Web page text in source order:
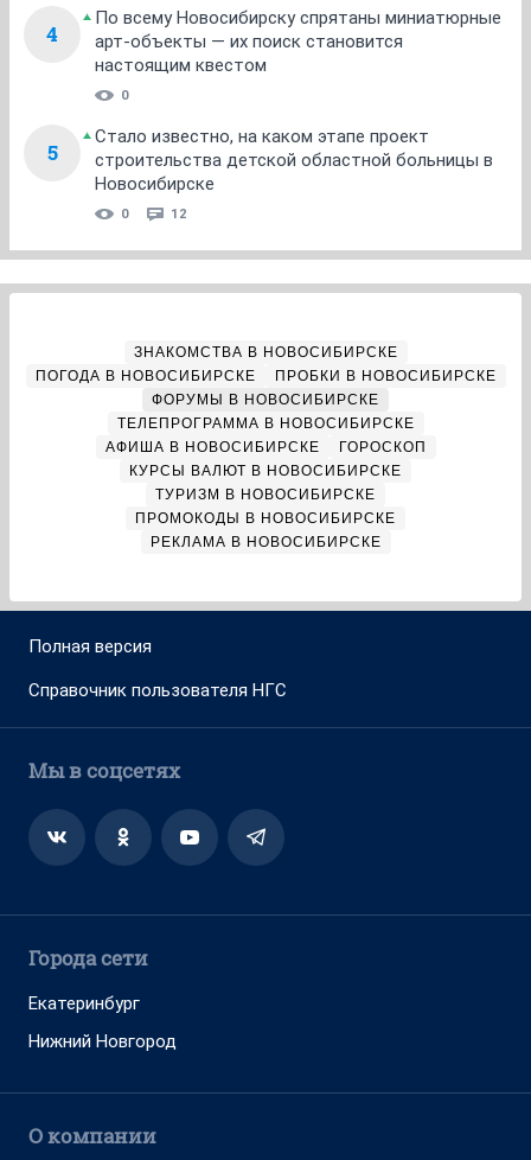
4
По всему Новосибирску спрятаны миниатюрные
арт-объекты — их поиск становится
настоящим квестом
0
5
Стало известно, на каком этапе проект
строительства детской областной больницы в
Новосибирске
0 12
ЗНАКОМСТВА В НОВОСИБИРСКЕ
ПОГОДА В НОВОСИБИРСКЕ
ПРОБКИ В НОВОСИБИРСКЕ
ФОРУМЫ В НОВОСИБИРСКЕ
ТЕЛЕПРОГРАММА В НОВОСИБИРСКЕ
АФИША В НОВОСИБИРСКЕ
ГОРОСКОП
КУРСЫ ВАЛЮТ В НОВОСИБИРСКЕ
ТУРИЗМ В НОВОСИБИРСКЕ
ПРОМОКОДЫ В НОВОСИБИРСКЕ
РЕКЛАМА В НОВОСИБИРСКЕ
Полная версия
Справочник пользователя НГС
Мы в соцсетях
Города сети
Екатеринбург
Нижний Новгород
О компании